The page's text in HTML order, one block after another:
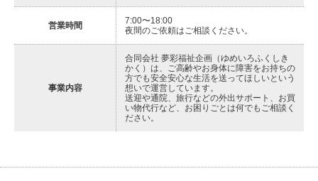
営業時間
7:00〜18:00
夜間のご依頼はご相談ください。
事業内容
合同会社 夢彩福祉企画（ゆめいろふくしき
かく）は、ご高齢やお身体に障害をお持ちの
方でも安全安心な生活を送ってほしいという
想いで運営しています。
送迎や通院、旅行などの外出サポート、お買
い物代行など、お困りごとは何でもご相談く
ださい。